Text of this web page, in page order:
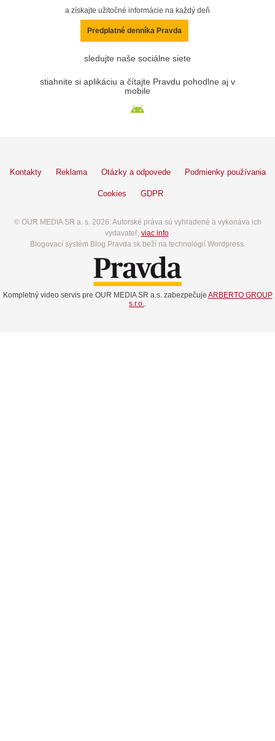
a získajte užitočné informácie na každý deň
Predplatné denníka Pravda
sledujte naše sociálne siete
stiahnite si aplikáciu a čítajte Pravdu pohodlne aj v
mobile
Kontakty Reklama Otázky a odpovede Podmienky používania
Cookies GDPR
© OUR MEDIA SR a. s. 2026. Autorské práva sú vyhradené a vykonáva ich
vydavateľ, viac info.
Blogovací systém Blog.Pravda.sk beží na technológií Wordpress.
Kompletný video servis pre OUR MEDIA SR a.s. zabezpečuje ARBERTO GROUP
s.r.o.